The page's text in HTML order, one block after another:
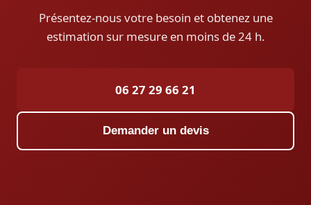
Présentez-nous votre besoin et obtenez une
estimation sur mesure en moins de 24 h.
06 27 29 66 21
Demander un devis